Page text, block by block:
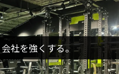
社を強くする。